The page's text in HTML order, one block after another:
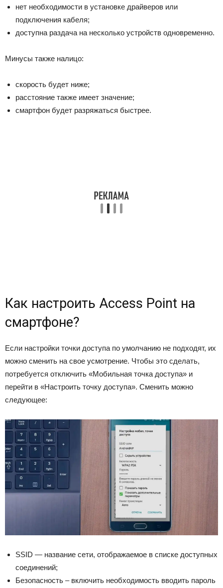
нет необходимости в установке драйверов или
подключения кабеля;
доступна раздача на несколько устройств одновременно.
Минусы также налицо:
скорость будет ниже;
расстояние также имеет значение;
смартфон будет разряжаться быстрее.
Как настроить Access Point на
смартфоне?
Если настройки точки доступа по умолчанию не подходят, их
можно сменить на свое усмотрение. Чтобы это сделать,
потребуется отключить «Мобильная точка доступа» и
перейти в «Настроить точку доступа». Сменить можно
следующее:
SSID — название сети, отображаемое в списке доступных
соединений;
Безопасность – включить необходимость вводить пароль